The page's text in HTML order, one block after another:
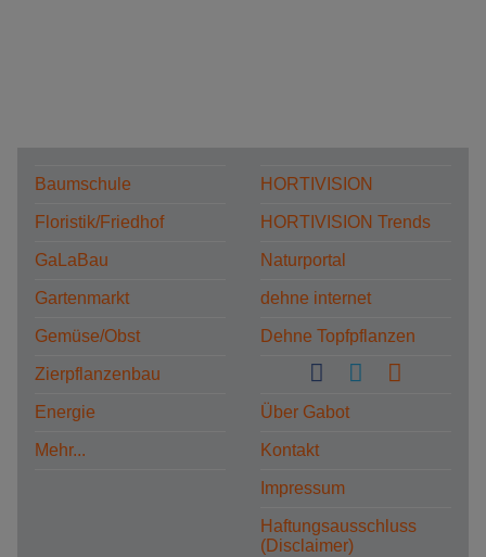
Baumschule
Floristik/Friedhof
GaLaBau
Gartenmarkt
Gemüse/Obst
Zierpflanzenbau
Energie
Mehr...
HORTIVISION
HORTIVISION Trends
Naturportal
dehne internet
Dehne Topfpflanzen
Über Gabot
Kontakt
Impressum
Haftungsausschluss
(Disclaimer)